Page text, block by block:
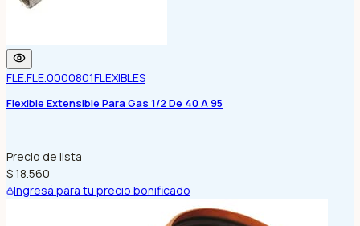
FLE.FLE.0000801FLEXIBLES
Flexible Extensible Para Gas 1/2 De 40 A 95
Precio de lista
$ 18.560
Ingresá para tu precio bonificado